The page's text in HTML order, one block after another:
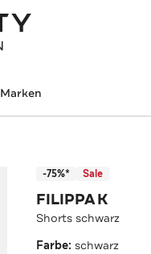
Marken
-75%* Sale
FILIPPA K
Shorts schwarz
Farbe: schwarz